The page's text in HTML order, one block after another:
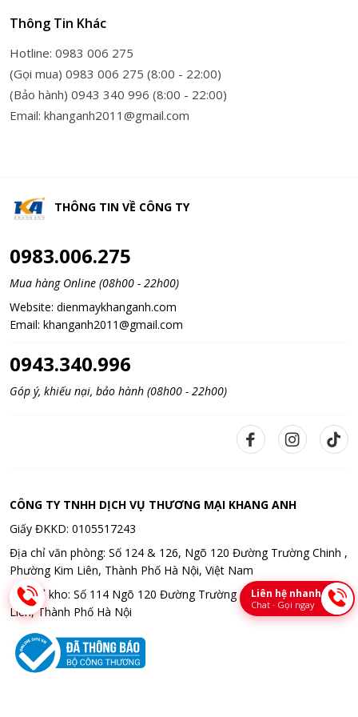
Thông Tin Khác
Hotline: 0983 006 275
(Gọi mua) 0983 006 275 (8:00 - 22:00)
(Bảo hành) 0943 340 996 (8:00 - 22:00)
Email: khanganh2011@gmail.com
THÔNG TIN VỀ CÔNG TY
0983.006.275
Mua hàng Online (08h00 - 22h00)
Website: dienmaykhanganh.com
Email: khanganh2011@gmail.com
0943.340.996
Góp ý, khiếu nại, bảo hành (08h00 - 22h00)
CÔNG TY TNHH DỊCH VỤ THƯƠNG MẠI KHANG ANH
Giấy ĐKKD: 0105517243
Địa chỉ văn phòng: Số 124 & 126, Ngõ 120 Đường Trường Chinh ,
Phường Kim Liên, Thành Phố Hà Nội, Việt Nam
Địa chỉ kho: Số 114 Ngõ 120 Đường Trường Chinh , Phường Kim
Liên, Thành Phố Hà Nội
Liên hệ nhanh
Chat · Gọi ngay